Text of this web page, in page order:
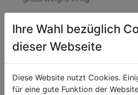
packaging
packaging height in mm
packaging width in mm
packaging length in mm
Ihre Wahl bezüglich
dieser Webseite
Diese Website nutzt Cookies.
für eine gute Funktion der